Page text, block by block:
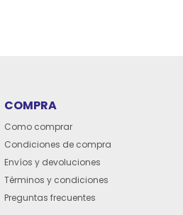
COMPRA
Como comprar
Condiciones de compra
Envíos y devoluciones
Términos y condiciones
Preguntas frecuentes